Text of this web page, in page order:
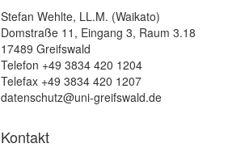
Stefan Wehlte, LL.M. (Waikato)
Domstraße 11, Eingang 3, Raum 3.18
17489 Greifswald
Telefon +49 3834 420 1204
Telefax +49 3834 420 1207
datenschutz@uni-greifswald.de
Kontakt